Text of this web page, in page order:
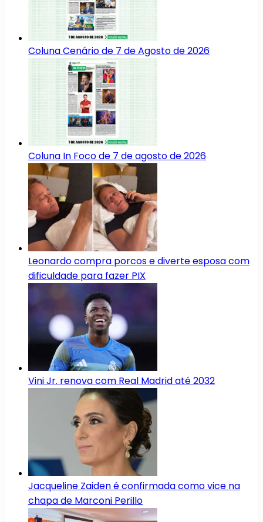
Coluna Cenário de 7 de Agosto de 2026
Coluna In Foco de 7 de agosto de 2026
Leonardo compra porcos e diverte esposa com
dificuldade para fazer PIX
Vini Jr. renova com Real Madrid até 2032
Jacqueline Zaiden é confirmada como vice na
chapa de Marconi Perillo